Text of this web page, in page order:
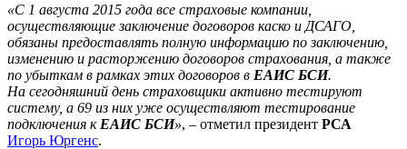
«С 1 августа 2015 года все страховые компании,
осуществляющие заключение договоров каско и ДСАГО,
обязаны предоставлять полную информацию по заключению,
изменению и расторжению договоров страхования, а также
по убыткам в рамках этих договоров в ЕАИС БСИ.
На сегодняшний день страховщики активно тестируют
систему, а 69 из них уже осуществляют тестирование
подключения к ЕАИС БСИ», – отметил президент РСА
Игорь Юргенс.